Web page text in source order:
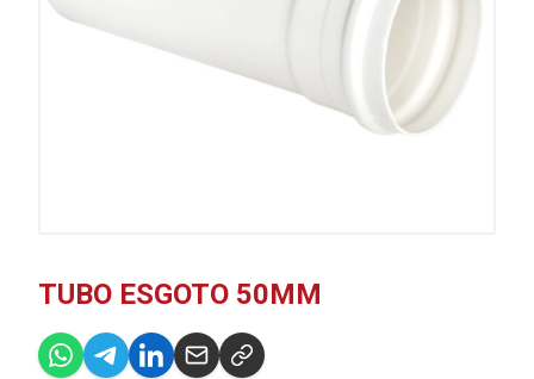
TUBO ESGOTO 50MM